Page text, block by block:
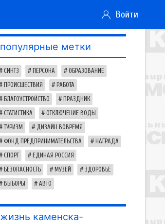
Войти
популярные метки
СИНТЗ ПЕРСОНА ОБРАЗОВАНИЕ
ПРОИСШЕСТВИЯ РАБОТА
БЛАГОУСТРОЙСТВО ПРАЗДНИК
СТАТИСТИКА ОТКЛЮЧЕНИЕ ВОДЫ
ТУРИЗМ ДИЗАЙН ВОВРЕМЯ
ФОНД ПРЕДПРИНИМАТЕЛЬСТВА НАГРАДА
СПОРТ ЕДИНАЯ РОССИЯ
БЕЗОПАСНОСТЬ МУЗЕЙ ЗДОРОВЬЕ
ВЫБОРЫ АВТО
жизнь каменска-